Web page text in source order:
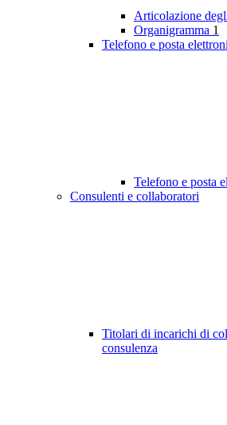
Articolazione
Organigramma 1
Telefono e posta
Telefono e posta
Consulenti e collaboratori
Titolari di incarichi di
consulenza